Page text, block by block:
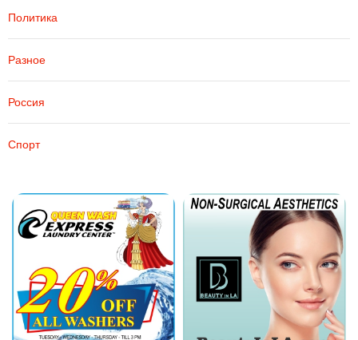
Политика
Разное
Россия
Спорт